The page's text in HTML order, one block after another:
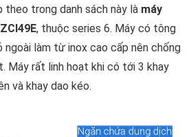
trong danh sách này là máy
, thuộc series 6. Máy có tông
ngoài làm từ inox cao cấp nên chống
Máy rất linh hoạt khi có tới 3 khay
và khay dao kéo.